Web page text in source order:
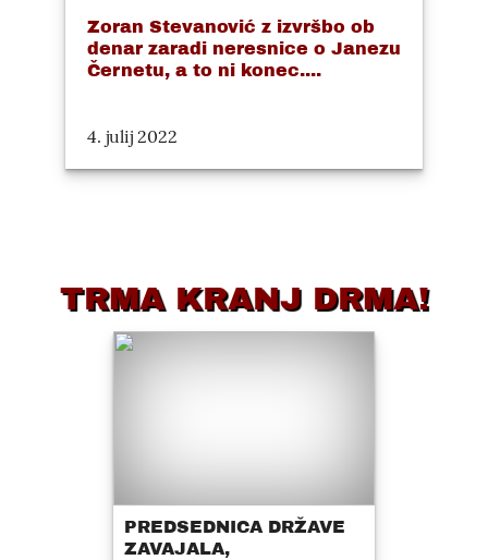
Zoran Stevanović z izvršbo ob
denar zaradi neresnice o Janezu
Černetu, a to ni konec....
4. julij 2022
TRMA KRANJ DRMA!
PREDSEDNICA DRŽAVE
ZAVAJALA,